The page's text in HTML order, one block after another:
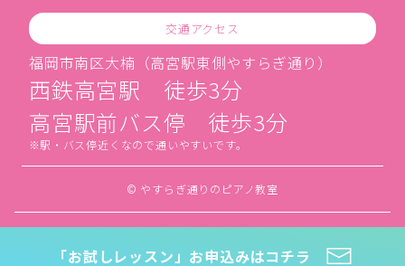
交通アクセス
福岡市南区大楠（高宮駅東側やすらぎ通り）
西鉄高宮駅 徒歩3分
高宮駅前バス停 徒歩3分
駅・バス停近くなので通いやすいです。
© やすらぎ通りのピアノ教室
「お試しレッスン」お申込みはコチラ